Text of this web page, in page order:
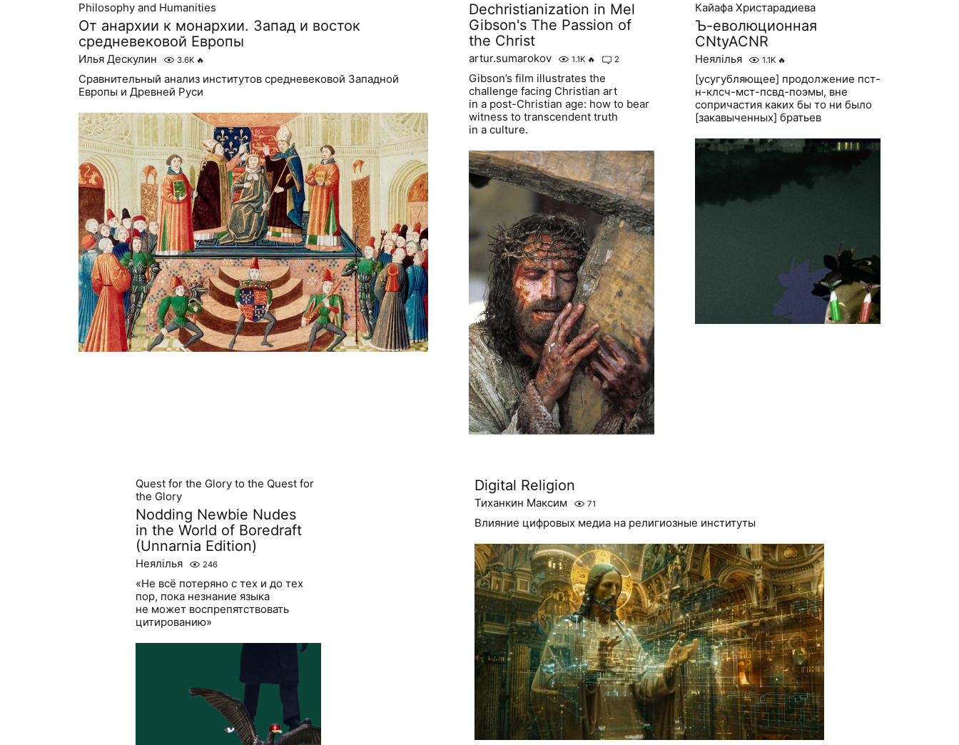
Philosophy and Humanities
От анархии к монархии. Запад и восток
средневековой Европы
Илья Дескулин 3.6K 🔥
Сравнительный анализ институтов средневековой Западной
Европы и Древней Руси
Dechristianization in Mel
Gibson's The Passion of
the Christ
artur.sumarokov 1.1K 🔥 2
Gibson’s film illustrates the
challenge facing Christian art
in a post-Christian age: how to bear
witness to transcendent truth
in a culture.
Кайафа Христарадиева
Ъ-еволюционная
CNtyACNR
Неялілья 1.1K 🔥
[усугубляющее] продолжение пст-
н-клсч-мст-псвд-поэмы, вне
сопричастия каких бы то ни было
[закавыченных] братьев
Quest for the Glory to the Quest for
the Glory
Nodding Newbie Nudes
in the World of Boredraft
(Unnarnia Edition)
Неялілья 246
«Не всё потеряно с тех и до тех
пор, пока незнание языка
не может воспрепятствовать
цитированию»
Digital Religion
Тиханкин Максим 71
Влияние цифровых медиа на религиозные институты